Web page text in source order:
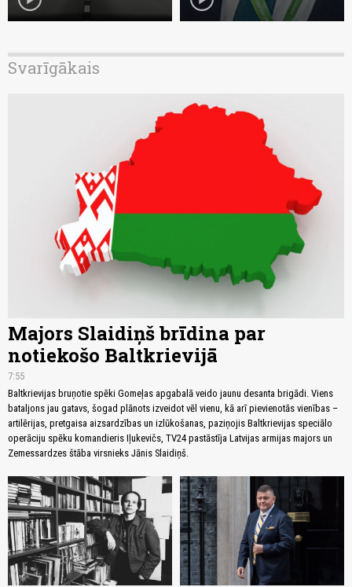
Svarīgākais
Majors Slaidiņš brīdina par
notiekošo Baltkrievijā
7:55
Baltkrievijas bruņotie spēki Gomeļas apgabalā veido jaunu desanta brigādi. Viens
bataljons jau gatavs, šogad plānots izveidot vēl vienu, kā arī pievienotās vienības –
artilērijas, pretgaisa aizsardzības un izlūkošanas, paziņojis Baltkrievijas speciālo
operāciju spēku komandieris Iļukevičs, TV24 pastāstīja Latvijas armijas majors un
Zemessardzes štāba virsnieks Jānis Slaidiņš.